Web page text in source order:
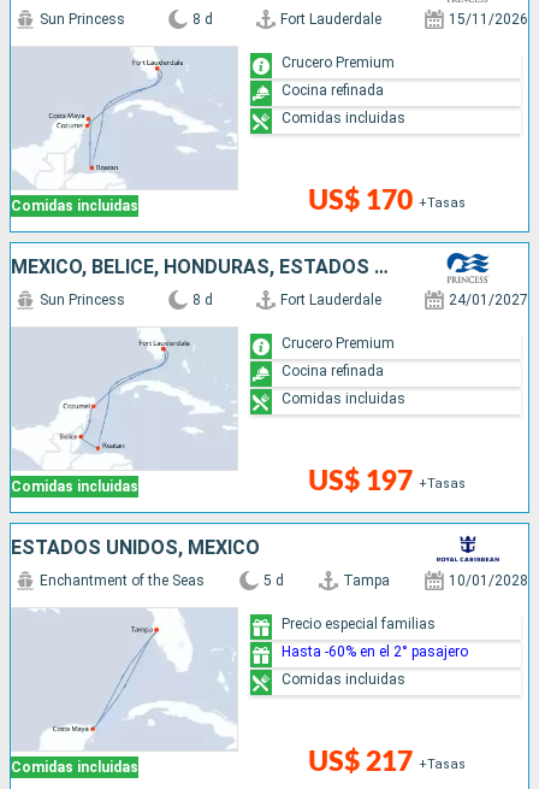
Comidas incluidas
Sun Princess 8 d Fort Lauderdale 15/11/2026
US$ 170 +Tasas
Crucero Premium
Cocina refinada
Comidas incluidas
MÉXICO, BELICE, HONDURAS, ESTADOS UNIDOS
Comidas incluidas
Sun Princess 8 d Fort Lauderdale 24/01/2027
US$ 197 +Tasas
Crucero Premium
Cocina refinada
Comidas incluidas
ESTADOS UNIDOS, MÉXICO
Comidas incluidas
Enchantment of the Seas 5 d Tampa 10/01/2028
US$ 217 +Tasas
Precio especial familias
Hasta -60% en el 2° pasajero
Comidas incluidas